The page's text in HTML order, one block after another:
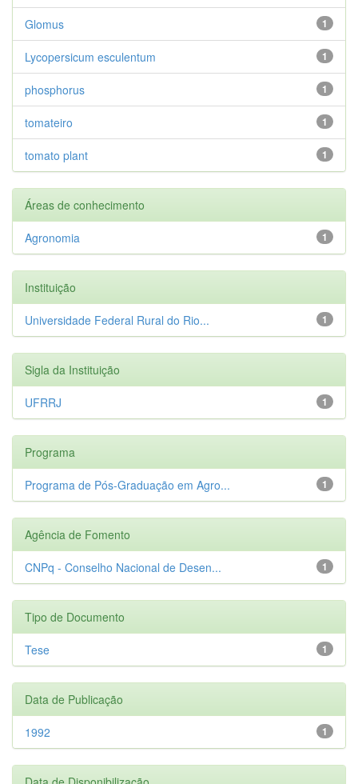
1
Glomus
1
Lycopersicum esculentum
1
phosphorus
1
tomateiro
1
tomato plant
Áreas de conhecimento
1
Agronomia
Instituição
1
Universidade Federal Rural do Rio...
Sigla da Instituição
1
UFRRJ
Programa
1
Programa de Pós-Graduação em Agro...
Agência de Fomento
1
CNPq - Conselho Nacional de Desen...
Tipo de Documento
1
Tese
Data de Publicação
1
1992